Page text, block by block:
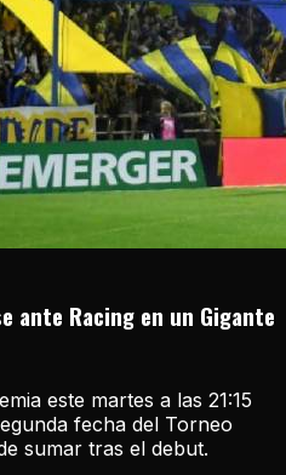
ante Racing en un Gigante
este martes a las 21:15
fecha del Torneo
sumar tras el debut.